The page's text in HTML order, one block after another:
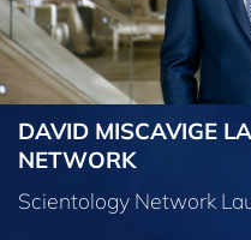
DAVID MISCAVIGE
NETWORK
Scientology Network